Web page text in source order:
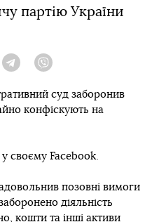
партію України
Telegram
суд заборонив
конфіскують на
у своєму Facebook.
позовні вимоги
діяльність
кошти та інші активи